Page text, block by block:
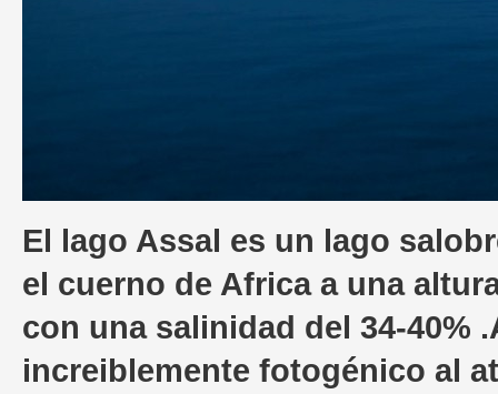
El lago Assal es un lago
el cuerno de Africa a una
con una salinidad del 34-40%
increiblemente fotogénico al